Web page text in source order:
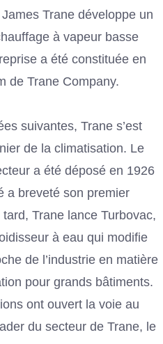
Trane développe un
à vapeur basse
a été constituée en
de Trane Company.
suivantes, Trane s’est
de la climatisation. Le
a été déposé en 1926
a breveté son premier
Trane lance Turbovac,
à eau qui modifie
de l’industrie en matière
pour grands bâtiments.
ont ouvert la voie au
du secteur de Trane, le